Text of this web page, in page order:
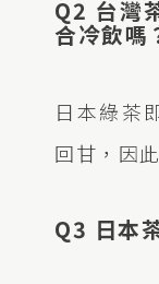
Q2 台灣
合冷飲嗎
日本綠茶
回甘，因
Q3 日本